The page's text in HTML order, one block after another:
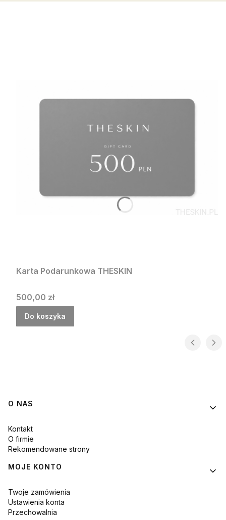
Karta Podarunkowa THESKIN
Cena
500,00 zł
Do koszyka
Linki w stopce
O NAS
Kontakt
O firmie
Rekomendowane strony
MOJE KONTO
Twoje zamówienia
Ustawienia konta
Przechowalnia